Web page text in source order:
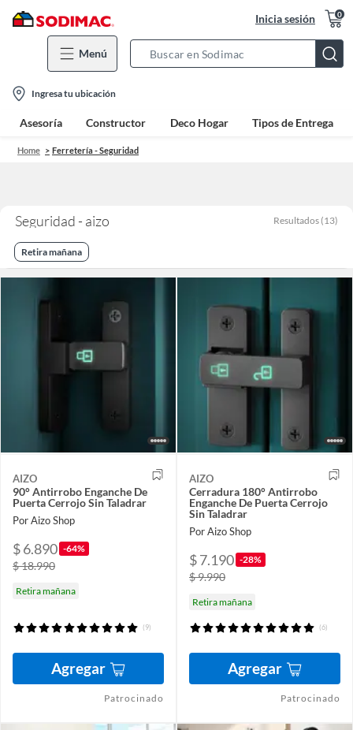
Inicia sesión 0
Menú
Bar
location-
icon
Ingresa tu ubicación
Asesoría Constructor Deco Hogar Tipos de Entrega
Home Ferretería - Seguridad
Seguridad - aizo Resultados (13)
Retira mañana
AIZO
90° Antirrobo Enganche De
Puerta Cerrojo Sin Taladrar
Por Aizo Shop
$ 6.890 -64%
$ 18.990
Retira mañana
(9)
Agregar
Patrocinado
AIZO
Cerradura 180° Antirrobo
Enganche De Puerta Cerrojo
Sin Taladrar
Por Aizo Shop
$ 7.190 -28%
$ 9.990
Retira mañana
(6)
Agregar
Patrocinado